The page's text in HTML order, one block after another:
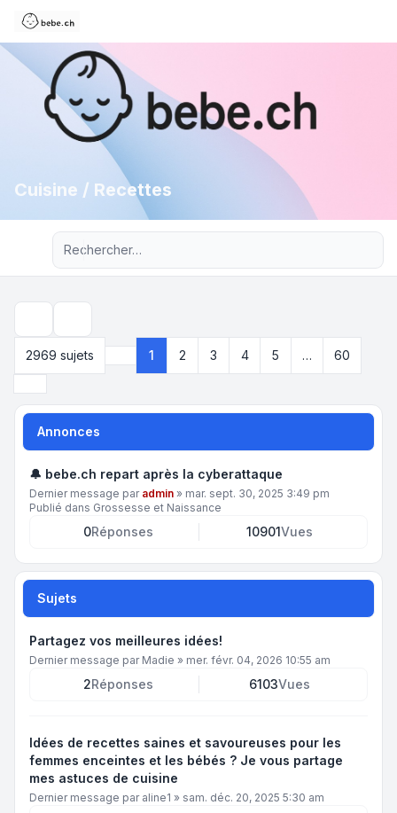
Cuisine / Recettes
Recherche avancée
2969 sujets
Page 1 sur60
1 2 3 4 5 …
60
Annonces
🔔 bebe.ch repart après la cyberattaque
Dernier message par admin » mar. sept. 30, 2025 3:49 pm
Publié dans Grossesse et Naissance
0Réponses 10901Vues
Sujets
Partagez vos meilleures idées!
Dernier message par Madie » mer. févr. 04, 2026 10:55 am
2Réponses 6103Vues
Idées de recettes saines et savoureuses pour les
femmes enceintes et les bébés ? Je vous partage
mes astuces de cuisine
Dernier message par aline1 » sam. déc. 20, 2025 5:30 am